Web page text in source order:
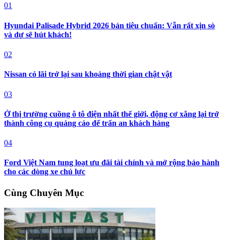
01
Hyundai Palisade Hybrid 2026 bản tiêu chuẩn: Vẫn rất xịn sò
và dự sẽ hút khách!
02
Nissan có lãi trở lại sau khoảng thời gian chật vật
03
Ở thị trường cuồng ô tô điện nhất thế giới, động cơ xăng lại trở
thành công cụ quảng cáo để trấn an khách hàng
04
Ford Việt Nam tung loạt ưu đãi tài chính và mở rộng bảo hành
cho các dòng xe chủ lực
Cùng Chuyên Mục